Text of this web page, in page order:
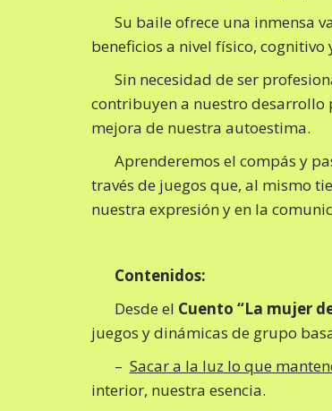
Su baile ofrece una inmensa
beneficios a nivel físico, cognitivo
Sin necesidad de ser
contribuyen a nuestro desarrollo
mejora de nuestra autoestima.
Aprenderemos el compás y
través de juegos que, al mismo
nuestra expresión y en la
Contenidos:
Desde el Cuento “La mujer
juegos y dinámicas de grupo
– Sacar a la luz lo que
interior, nuestra esencia.